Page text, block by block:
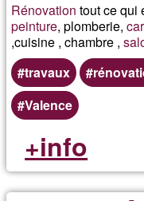
Rénovation tout ce qui
peinture, plomberie,
,cuisine , chambre ,
travaux
Valence
+info